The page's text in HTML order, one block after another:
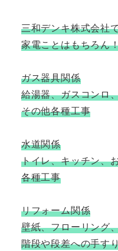
三和デンキ株式会社
家電ことはもちろん
ガス器具関係
給湯器、ガスコンロ
その他各種工事
水道関係
トイレ、キッチン、
各種工事
リフォーム関係
壁紙、フローリング
階段や段差への手す